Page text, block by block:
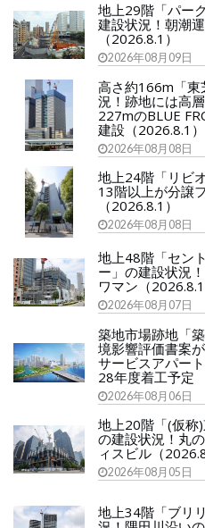
地上29階「パー
建設状況！朝潮
（2026.8.1）
2026年08月09日
高さ約166m「東
況！跡地には高
227mのBLUE
建設（2026.8.1）
2026年08月08日
地上24階「リビ
13階以上が分譲
（2026.8.1）
2026年08月08日
地上48階「セン
ー」の建設状況
ワマン（2026.8.1
2026年08月07日
築地市場跡地「
境影響評価書案
サービスアパー
28年度着工予定
2026年08月06日
地上20階「(仮称)
の建設状況！丸
ィスビル（
2026年08月05日
地上34階「ブリ